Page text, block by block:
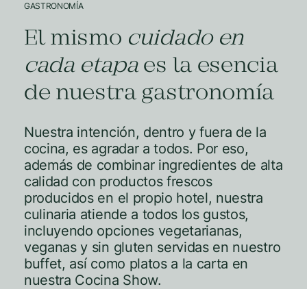
GASTRONOMÍA
El mismo cuidado en
cada etapaes la esencia
de nuestra gastronomía
Nuestra intención, dentro y fuera de la
cocina, es agradar a todos. Por eso,
además de combinar ingredientes de alta
calidad con productos frescos
producidos en el propio hotel, nuestra
culinaria atiende a todos los gustos,
incluyendo opciones vegetarianas,
veganas y sin gluten servidas en nuestro
buffet, así como platos a la carta en
nuestra Cocina Show.